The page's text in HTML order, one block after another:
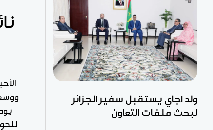
ولد اجاي يستقبل سفير الجزائر
لبحث ملفات التعاون